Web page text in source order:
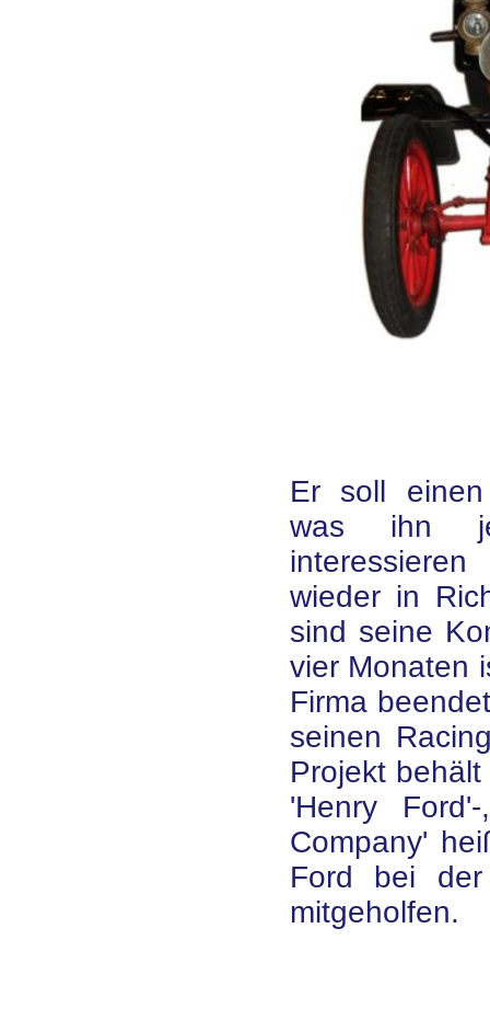
Er soll einen
was ihn
wieder in
sind seine
vier Monaten
Firma
seinen
Projekt
'Henry
Company'
Ford bei der
mitgeholfen.